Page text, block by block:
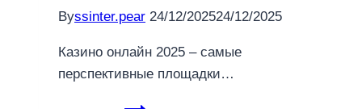
Byssinter.pear 24/12/202524/12/2025
Казино онлайн 2025 – самые
перспективные площадки…